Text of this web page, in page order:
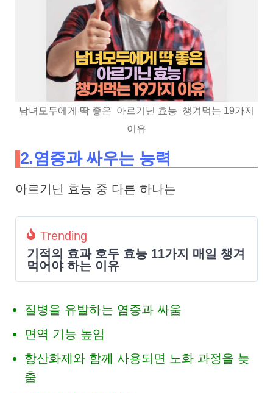
남녀모두에게 딱 좋은 아르기닌 효능 챙겨먹는 19가지
이유
2.염증과 싸우는 능력
아르기닌 효능 중 다른 하나는
Trending
기적의 효과 호두 효능 11가지 매일 챙겨
먹어야 하는 이유
질병을 유발하는 염증과 싸움
면역 기능 높임
항산화제와 함께 사용되면 노화 과정을 늦
춤